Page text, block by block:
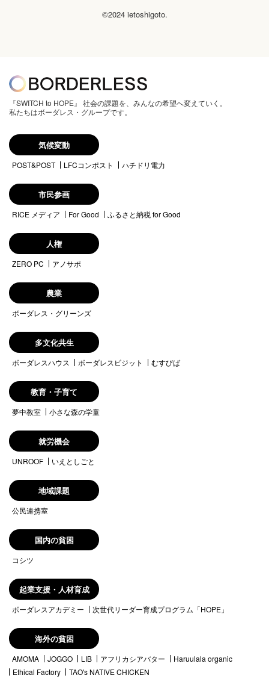
©2024 ietoshigoto.
『SWITCH to HOPE』 社会の課題を、みんなの希望へ変えていく。
私たちはボーダレス・グループです。
気候変動
POST&POST LFCコンポスト ハチドリ電力
市民参画
RICE メディア For Good ふるさと納税 for Good
人権
ZERO PC アノサポ
農業
ボーダレス・グリーンズ
多文化共生
ボーダレスハウス ボーダレスビジット むすびば
教育・子育て
夢中教室 小さな森の学童
就労機会
UNROOF いえとしごと
地域課題
公民連携室
国内の貧困
コシツ
起業支援・人材育成
ボーダレスアカデミー 次世代リーダー育成プログラム「HOPE」
海外の貧困
AMOMA JOGGO LIB アフリカシアバター
Haruulala organic
Ethical Factory
TAO's NATIVE CHICKEN